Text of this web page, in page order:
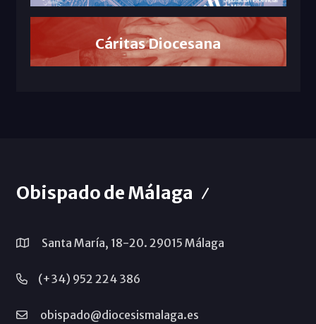
Cáritas Diocesana
Obispado de Málaga
Santa María, 18-20. 29015 Málaga
(+34) 952 224 386
obispado@diocesismalaga.es